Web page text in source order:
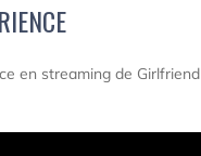
en streaming de Girlfriend